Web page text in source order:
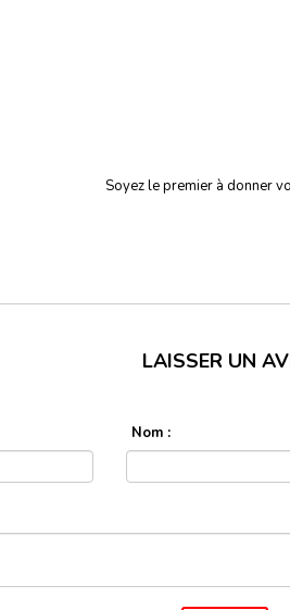
Soyez le premier à donner
LAISSER UN
Nom :